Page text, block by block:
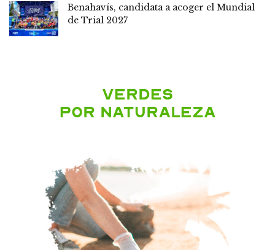
Benahavís, candidata a acoger el Mundial
de Trial 2027